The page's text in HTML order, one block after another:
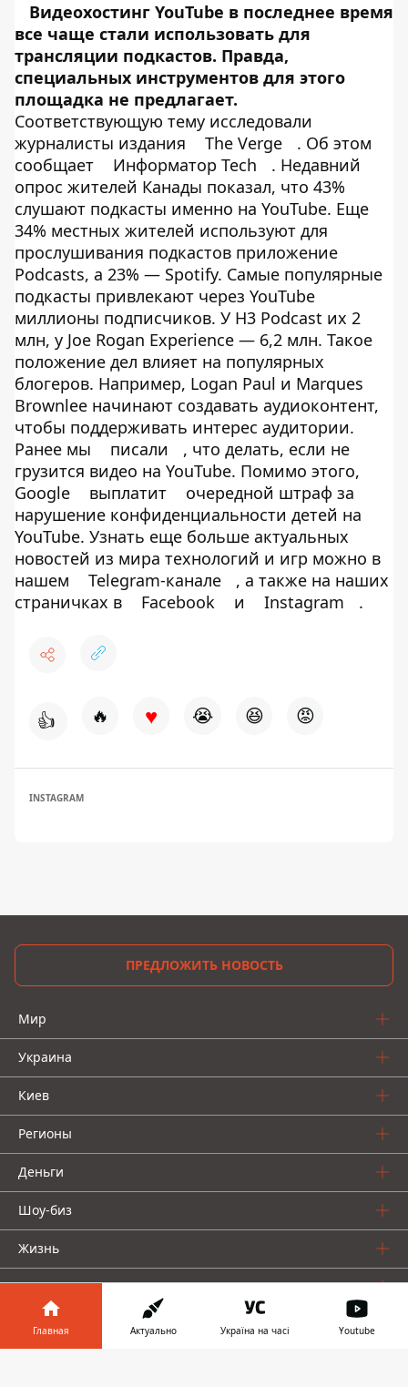
Видеохостинг YouTube в последнее время
все чаще стали использовать для
трансляции подкастов. Правда,
специальных инструментов для этого
площадка не предлагает.
Соответствующую тему исследовали
журналисты издания
The Verge
. Об этом
сообщает
Информатор Tech
. Недавний
опрос жителей Канады показал, что 43%
слушают подкасты именно на YouTube. Еще
34% местных жителей используют для
прослушивания подкастов приложение
Podcasts, а 23% — Spotify. Самые популярные
подкасты привлекают через YouTube
миллионы подписчиков. У H3 Podcast их 2
млн, у Joe Rogan Experience — 6,2 млн. Такое
положение дел влияет на популярных
блогеров. Например, Logan Paul и Marques
Brownlee начинают создавать аудиоконтент,
чтобы поддерживать интерес аудитории.
Ранее мы
писали
, что делать, если не
грузится видео на YouTube. Помимо этого,
Google
выплатит
очередной штраф за
нарушение конфиденциальности детей на
YouTube. Узнать еще больше актуальных
новостей из мира технологий и игр можно в
нашем
Telegram-канале
, а также на наших
страничках в
Facebook и Instagram .
👍 🔥 ♥ 😭 😆 😡
INSTAGRAM
ПРЕДЛОЖИТЬ НОВОСТЬ
Мир
Украина
Киев
Регионы
Деньги
Шоу-биз
Жизнь
О нас
Главная Актуально Україна на часі Youtube